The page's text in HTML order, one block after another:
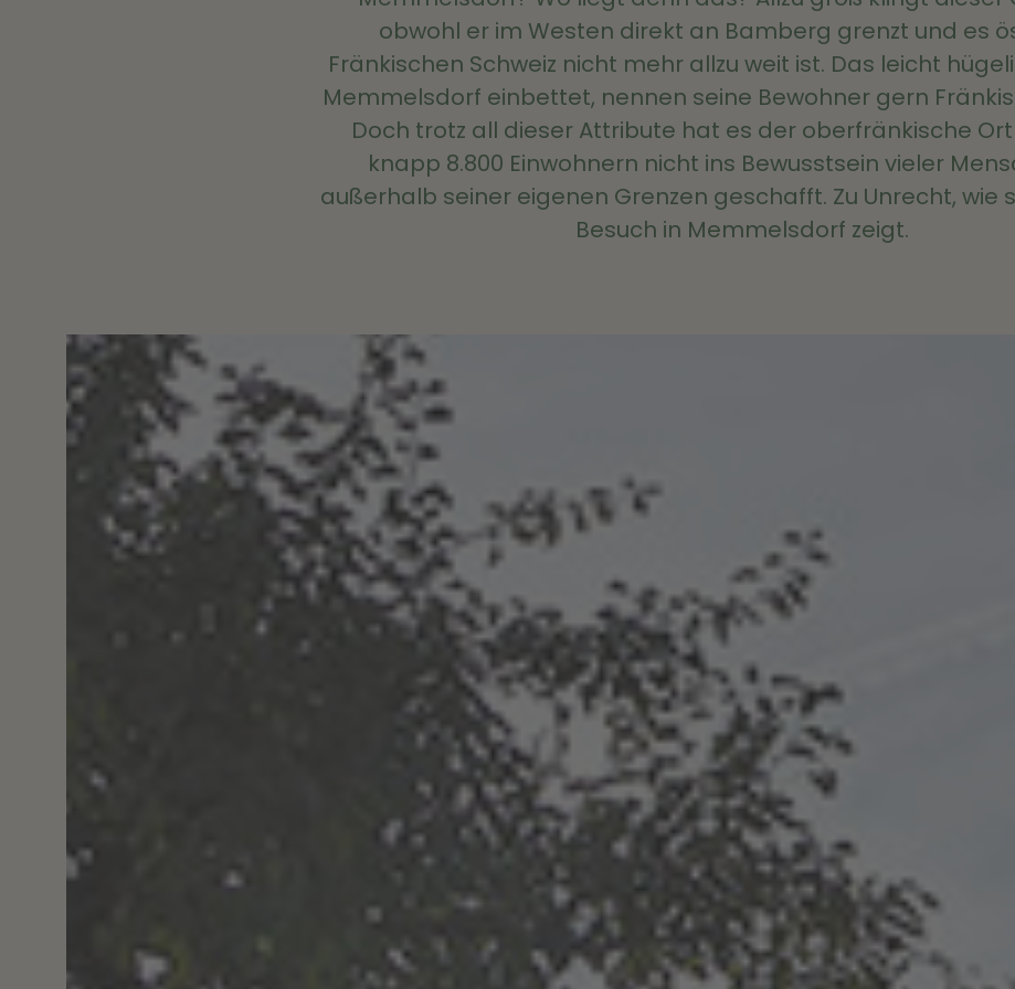
obwohl er im Westen direkt an Bamberg grenzt und es
Fränkischen Schweiz nicht mehr allzu weit ist. Das leicht
Memmelsdorf einbettet, nennen seine Bewohner gern
Doch trotz all dieser Attribute hat es der oberfränkische
knapp 8.800 Einwohnern nicht ins Bewusstsein vieler
außerhalb seiner eigenen Grenzen geschafft. Zu Unrecht, wie
Besuch in Memmelsdorf zeigt.